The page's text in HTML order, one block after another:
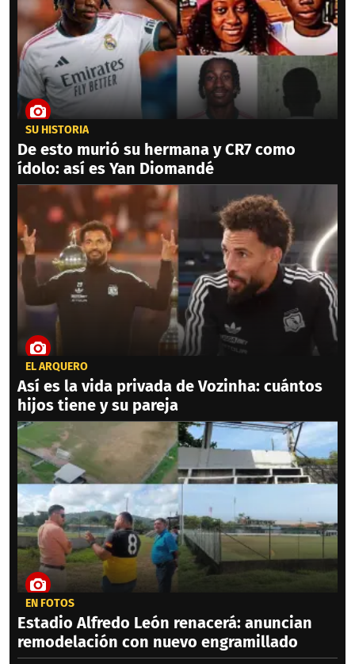
SU HISTORIA
De esto murió su hermana y CR7 como
ídolo: así es Yan Diomandé
EL ARQUERO
Así es la vida privada de Vozinha: cuántos
hijos tiene y su pareja
EN FOTOS
Estadio Alfredo León renacerá: anuncian
remodelación con nuevo engramillado